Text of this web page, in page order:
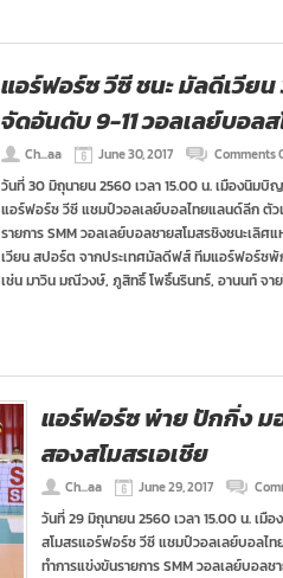
แอร์ฟอร์ซ วีซี ชนะ มัลดีเวียน
จัดอันดับ 9-11 วอลเลย์บอลส
Ch...aa June 30, 2017 Comments
วันที่ 30 มิถุนายน 2560 เวลา 15.00 น. เมืองนิมบิ
แอร์ฟอร์ซ วีซี แชมป์วอลเลย์บอลไทยแลนด์ลีก ตัว
รายการ SMM วอลเลย์บอลชายสโมสรชิงชนะเลิ
เวียน สปอร์ต จากประเทศมัลดีฟส์ ทีมแอร์ฟอร์ซพั
เช่น มาวิน มณีวงษ์, ภูสิทธิ์ โพธิ์นรินทร์, อานนท์ จา
แอร์ฟอร์ซ พ่าย ปักกิ่ง ม
สองสโมสรเอเชีย
Ch...aa June 29, 2017
วันที่ 29 มิถุนายน 2560 เวลา 15.00 น. เ
สโมสรแอร์ฟอร์ซ วีซี แชมป์วอลเลย์บอลไ
ทำการแข่งขันรายการ SMM วอลเลย์บอล